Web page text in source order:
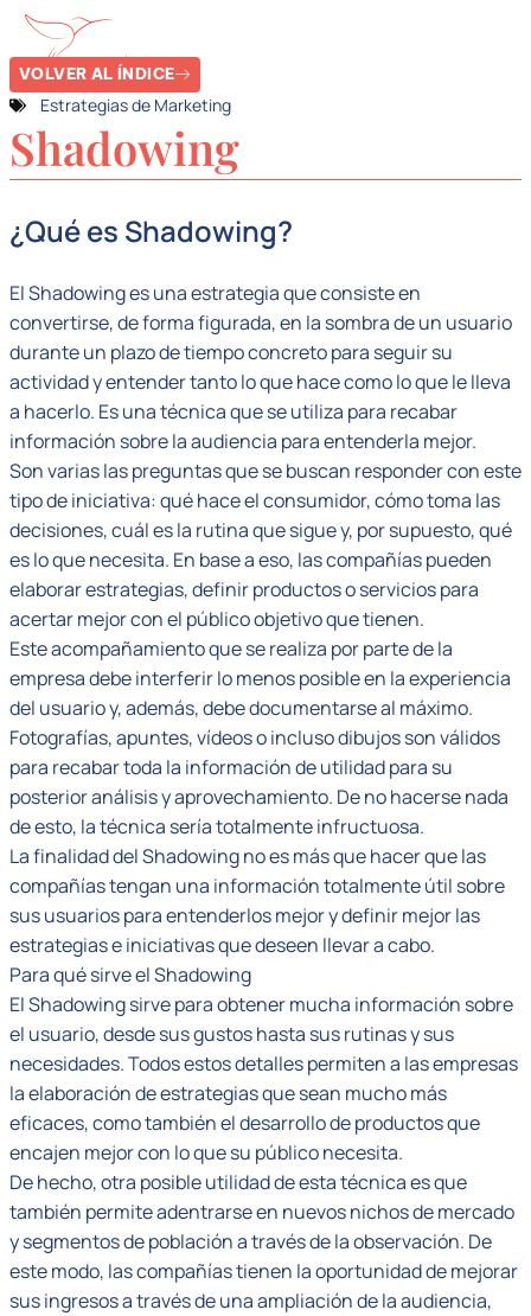
VOLVER AL ÍNDICE
Estrategias de Marketing
Shadowing
¿Qué es Shadowing?
El Shadowing es una estrategia que consiste en
convertirse, de forma figurada, en la sombra de un usuario
durante un plazo de tiempo concreto para seguir su
actividad y entender tanto lo que hace como lo que le lleva
a hacerlo. Es una técnica que se utiliza para recabar
información sobre la audiencia para entenderla mejor.
Son varias las preguntas que se buscan responder con este
tipo de iniciativa: qué hace el consumidor, cómo toma las
decisiones, cuál es la rutina que sigue y, por supuesto, qué
es lo que necesita. En base a eso, las compañías pueden
elaborar estrategias, definir productos o servicios para
acertar mejor con el público objetivo que tienen.
Este acompañamiento que se realiza por parte de la
empresa debe interferir lo menos posible en la experiencia
del usuario y, además, debe documentarse al máximo.
Fotografías, apuntes, vídeos o incluso dibujos son válidos
para recabar toda la información de utilidad para su
posterior análisis y aprovechamiento. De no hacerse nada
de esto, la técnica sería totalmente infructuosa.
La finalidad del Shadowing no es más que hacer que las
compañías tengan una información totalmente útil sobre
sus usuarios para entenderlos mejor y definir mejor las
estrategias e iniciativas que deseen llevar a cabo.
Para qué sirve el Shadowing
El Shadowing sirve para obtener mucha información sobre
el usuario, desde sus gustos hasta sus rutinas y sus
necesidades. Todos estos detalles permiten a las empresas
la elaboración de estrategias que sean mucho más
eficaces, como también el desarrollo de productos que
encajen mejor con lo que su público necesita.
De hecho, otra posible utilidad de esta técnica es que
también permite adentrarse en nuevos nichos de mercado
y segmentos de población a través de la observación. De
este modo, las compañías tienen la oportunidad de mejorar
sus ingresos a través de una ampliación de la audiencia,